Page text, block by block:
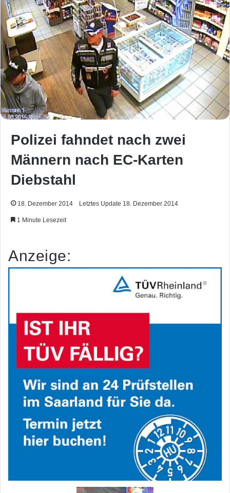
Polizei fahndet nach zwei
Männern nach EC-Karten
Diebstahl
18. Dezember 2014 Letztes Update 18. Dezember 2014
1 Minute Lesezeit
Anzeige: